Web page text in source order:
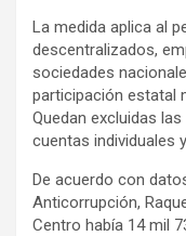
La medida aplica al
descentralizados,
sociedades
participación estatal
Quedan excluidas
cuentas individuales
De acuerdo con
Anticorrupción,
Centro había 14 mil